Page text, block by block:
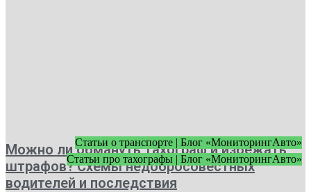
Статьи о транспорте | Блог «МониторингАвто»
Статьи про тахографы | Блог «МониторингАвто»
Можно ли обмануть тахограф и избежать
штрафов? Схемы недобросовестных
водителей и последствия